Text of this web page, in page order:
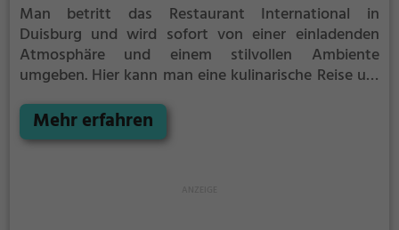
Man betritt das Restaurant International in
Duisburg und wird sofort von einer einladenden
Atmosphäre und einem stilvollen Ambiente
umgeben. Hier kann man eine kulinarische Reise um
vielfältige Auswahl an internationalen Speisen und
Getränken. Egal ob man sich für exotische Cocktails,
Mehr erfahren